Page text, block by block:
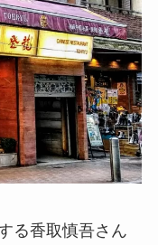
る香取慎吾さん